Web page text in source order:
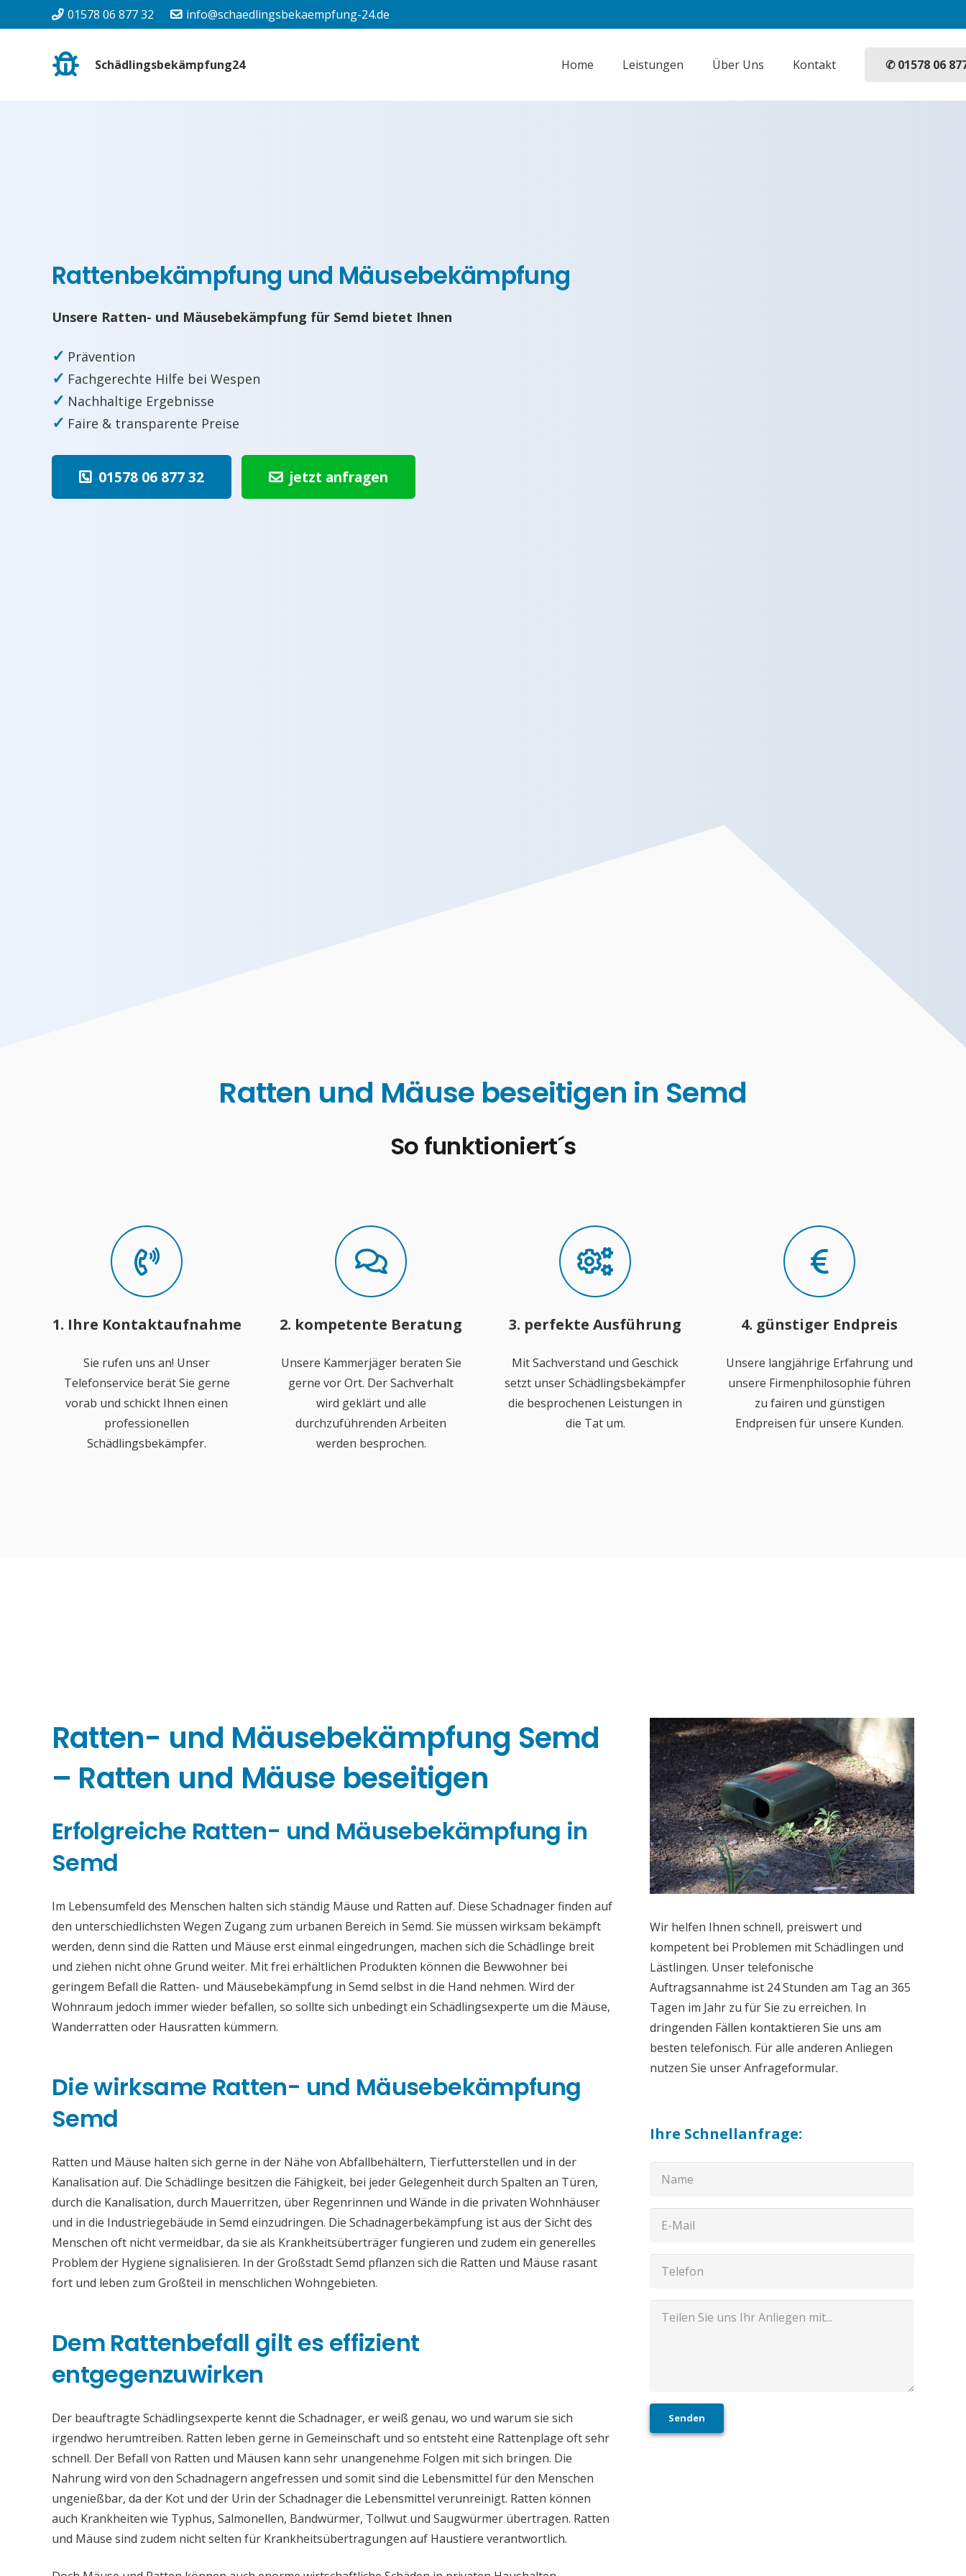
01578 06 877 32 info@schaedlingsbekaempfung-24.de
Schädlingsbekämpfung24 Home Leistungen Über Uns Kontakt ✆ 01578 06
Rattenbekämpfung und Mäusebekämpfung
Unsere Ratten- und Mäusebekämpfung für Semd bietet Ihnen
✓ Prävention
✓ Fachgerechte Hilfe bei Wespen
✓ Nachhaltige Ergebnisse
✓ Faire & transparente Preise
01578 06 877 32 jetzt anfragen
Ratten und Mäuse beseitigen in Semd
So funktioniert´s
1. Ihre Kontaktaufnahme
Sie rufen uns an! Unser
Telefonservice berät Sie gerne
vorab und schickt Ihnen einen
professionellen
Schädlingsbekämpfer.
2. kompetente Beratung
Unsere Kammerjäger beraten Sie
gerne vor Ort. Der Sachverhalt
wird geklärt und alle
durchzuführenden Arbeiten
werden besprochen.
3. perfekte Ausführung
Mit Sachverstand und Geschick
setzt unser Schädlingsbekämpfer
die besprochenen Leistungen in
die Tat um.
4. günstiger Endpreis
Unsere langjährige Erfahrung und
unsere Firmenphilosophie führen
zu fairen und günstigen
Endpreisen für unsere Kunden.
Ratten- und Mäusebekämpfung Semd
– Ratten und Mäuse beseitigen
Erfolgreiche Ratten- und Mäusebekämpfung in
Semd
Im Lebensumfeld des Menschen halten sich ständig Mäuse und Ratten auf. Diese Schadnager finden auf
den unterschiedlichsten Wegen Zugang zum urbanen Bereich in Semd. Sie müssen wirksam bekämpft
werden, denn sind die Ratten und Mäuse erst einmal eingedrungen, machen sich die Schädlinge breit
und ziehen nicht ohne Grund weiter. Mit frei erhältlichen Produkten können die Bewwohner bei
geringem Befall die Ratten- und Mäusebekämpfung in Semd selbst in die Hand nehmen. Wird der
Wohnraum jedoch immer wieder befallen, so sollte sich unbedingt ein Schädlingsexperte um die Mäuse,
Wanderratten oder Hausratten kümmern.
Die wirksame Ratten- und Mäusebekämpfung
Semd
Ratten und Mäuse halten sich gerne in der Nähe von Abfallbehältern, Tierfutterstellen und in der
Kanalisation auf. Die Schädlinge besitzen die Fähigkeit, bei jeder Gelegenheit durch Spalten an Türen,
durch die Kanalisation, durch Mauerritzen, über Regenrinnen und Wände in die privaten Wohnhäuser
und in die Industriegebäude in Semd einzudringen. Die Schadnagerbekämpfung ist aus der Sicht des
Menschen oft nicht vermeidbar, da sie als Krankheitsüberträger fungieren und zudem ein generelles
Problem der Hygiene signalisieren. In der Großstadt Semd pflanzen sich die Ratten und Mäuse rasant
fort und leben zum Großteil in menschlichen Wohngebieten.
Dem Rattenbefall gilt es effizient
entgegenzuwirken
Der beauftragte Schädlingsexperte kennt die Schadnager, er weiß genau, wo und warum sie sich
irgendwo herumtreiben. Ratten leben gerne in Gemeinschaft und so entsteht eine Rattenplage oft sehr
schnell. Der Befall von Ratten und Mäusen kann sehr unangenehme Folgen mit sich bringen. Die
Nahrung wird von den Schadnagern angefressen und somit sind die Lebensmittel für den Menschen
ungenießbar, da der Kot und der Urin der Schadnager die Lebensmittel verunreinigt. Ratten können
auch Krankheiten wie Typhus, Salmonellen, Bandwürmer, Tollwut und Saugwürmer übertragen. Ratten
und Mäuse sind zudem nicht selten für Krankheitsübertragungen auf Haustiere verantwortlich.
Wir helfen Ihnen schnell, preiswert und
kompetent bei Problemen mit Schädlingen und
Lästlingen. Unser telefonische
Auftragsannahme ist 24 Stunden am Tag an 365
Tagen im Jahr zu für Sie zu erreichen. In
dringenden Fällen kontaktieren Sie uns am
besten telefonisch. Für alle anderen Anliegen
nutzen Sie unser Anfrageformular.
Ihre Schnellanfrage:
Senden